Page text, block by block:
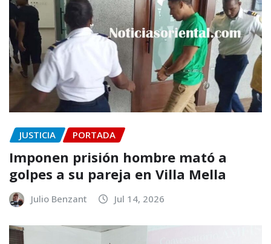
JUSTICIA PORTADA
Imponen prisión hombre mató a
golpes a su pareja en Villa Mella
Julio Benzant Jul 14, 2026